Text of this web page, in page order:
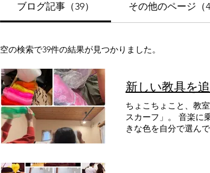
ブログ記事（39） その他のページ（
空の検索で39件の結果が見つかりました。
新しい教具を追
ちょこちょこと、教
スカーフ」。 音楽に
きな色を自分で選ん